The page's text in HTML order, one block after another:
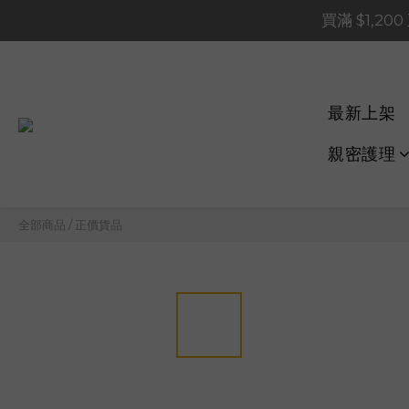
買滿
買滿
📢 系統維護通知 –
買滿
最新上架
親密護理
全部商品 / 正價貨品